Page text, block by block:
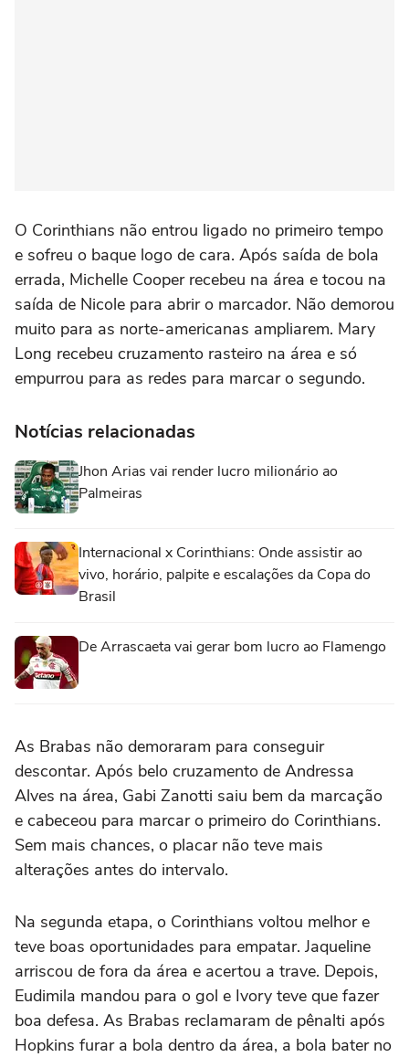
O Corinthians não entrou ligado no primeiro tempo
e sofreu o baque logo de cara. Após saída de bola
errada, Michelle Cooper recebeu na área e tocou na
saída de Nicole para abrir o marcador. Não demorou
muito para as norte-americanas ampliarem. Mary
Long recebeu cruzamento rasteiro na área e só
empurrou para as redes para marcar o segundo.
Notícias relacionadas
Jhon Arias vai render lucro milionário ao
Palmeiras
Internacional x Corinthians: Onde assistir ao
vivo, horário, palpite e escalações da Copa do
Brasil
De Arrascaeta vai gerar bom lucro ao Flamengo
As Brabas não demoraram para conseguir
descontar. Após belo cruzamento de Andressa
Alves na área, Gabi Zanotti saiu bem da marcação
e cabeceou para marcar o primeiro do Corinthians.
Sem mais chances, o placar não teve mais
alterações antes do intervalo.
Na segunda etapa, o Corinthians voltou melhor e
teve boas oportunidades para empatar. Jaqueline
arriscou de fora da área e acertou a trave. Depois,
Eudimila mandou para o gol e Ivory teve que fazer
boa defesa. As Brabas reclamaram de pênalti após
Hopkins furar a bola dentro da área, a bola bater no